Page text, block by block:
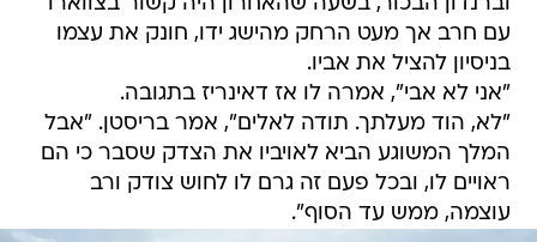
עם חרב אך מעט הרחק מהישג ידו, חונק את עצמו
בניסיון להציל את אביו.
"אני לא אבי", אמרה לו אז דאינריז בתגובה.
"לא, הוד מעלתך. תודה לאלים", אמר בריסטן. "אבל
המלך המשוגע הביא לאויביו את הצדק שסבר כי הם
ראויים לו, ובכל פעם זה גרם לו לחוש צודק ורב
עוצמה, ממש עד הסוף".